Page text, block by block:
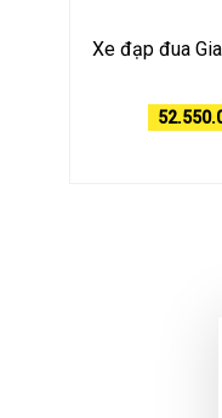
Xe đạp đua